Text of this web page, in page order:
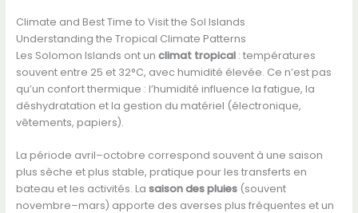
Climate and Best Time to Visit the Sol Islands
Understanding the Tropical Climate Patterns
Les Solomon Islands ont un climat tropical: températures
souvent entre 25 et 32°C, avec humidité élevée. Ce n’est pas
qu’un confort thermique : l’humidité influence la fatigue, la
déshydratation et la gestion du matériel (électronique,
vêtements, papiers).
La période avril–octobre correspond souvent à une saison
plus sèche et plus stable, pratique pour les transferts en
bateau et les activités. La saison des pluies(souvent
novembre–mars) apporte des averses plus fréquentes et un